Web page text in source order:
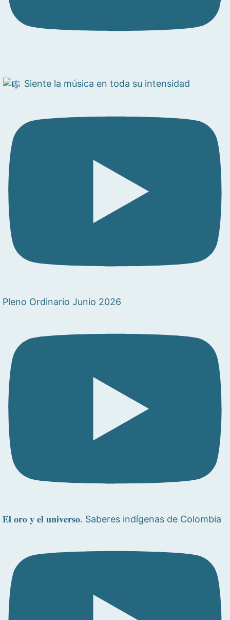
Siente la música en toda su intensidad
Pleno Ordinario Junio 2026
𝐄𝐥 𝐨𝐫𝐨 𝐲 𝐞𝐥 𝐮𝐧𝐢𝐯𝐞𝐫𝐬𝐨. Saberes indígenas de Colombia